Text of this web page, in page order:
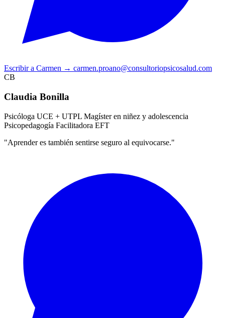
Escribir a Carmen → carmen.proano@consultoriopsicosalud.com
CB
Claudia Bonilla
Psicóloga UCE + UTPL Magíster en niñez y adolescencia
Psicopedagogía Facilitadora EFT
"Aprender es también sentirse seguro al equivocarse."